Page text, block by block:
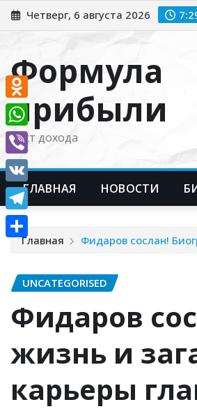
Перейти
к
Четверг, 6 августа 2026
Формула
прибыли
Рост дохода
ГЛАВНАЯ НОВОСТИ
Главная Фидаров сослан!
UNCATEGORISED
Фидаров
жизнь и
карьеры
Odnoklassniki
WhatsApp
Viber
VK
Telegram
Отправить